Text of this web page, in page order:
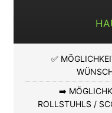
✅
➡️
ROLLSTUHLS /